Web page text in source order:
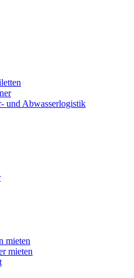
und Abwasserlogistik
mieten
mieten